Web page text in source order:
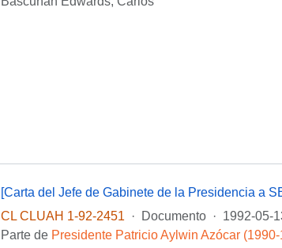
[Carta del Jefe de Gabinete de la Presidencia a
CL CLUAH 1-92-2451
· Documento · 1992-05-
Parte de Presidente Patricio Aylwin Azócar